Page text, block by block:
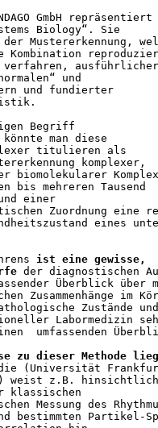
INDAGO GmbH
Biology“. Sie
Mustererkennung,
und
und fundierter
Begriff
man diese
titulieren als
komplexer,
biomolekularer
bis mehreren Tausend
einer
Zuordnung eine
eines
ist eine
der diagnostischen
Überblick über
Zusammenhänge im
Zustände
Labormedizin
umfassenden
zu dieser
(Universität
weist z.B.
klassischen
Messung des
bestimmten Partikel-